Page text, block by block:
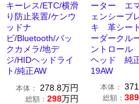
キーレス/ETC/横滑
り防止装置/ケンウ
ッドナ
ビ/Bluetooth/バッ
クカメラ/地デ
ジ/HIDヘッドライ
ト/純正AW
本体： 278.8万円
総額： 298万円
ーター エ
ェンシーブ
キ 革シー
ーダークル
ントロー
ヘッド 純
19AW
本体：
総額：